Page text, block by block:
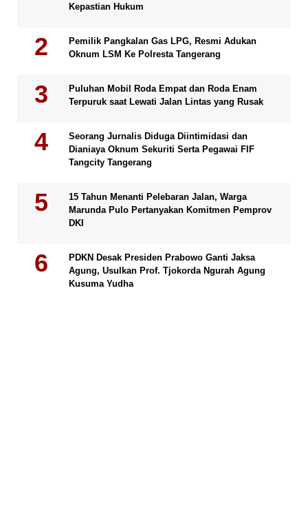
Kepastian Hukum
Pemilik Pangkalan Gas LPG, Resmi Adukan
Oknum LSM Ke Polresta Tangerang
Puluhan Mobil Roda Empat dan Roda Enam
Terpuruk saat Lewati Jalan Lintas yang Rusak
Seorang Jurnalis Diduga Diintimidasi dan
Dianiaya Oknum Sekuriti Serta Pegawai FIF
Tangcity Tangerang
15 Tahun Menanti Pelebaran Jalan, Warga
Marunda Pulo Pertanyakan Komitmen Pemprov
DKI
PDKN Desak Presiden Prabowo Ganti Jaksa
Agung, Usulkan Prof. Tjokorda Ngurah Agung
Kusuma Yudha